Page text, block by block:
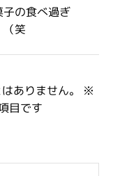
の食べ過ぎ
（笑
ありません。
※
目です